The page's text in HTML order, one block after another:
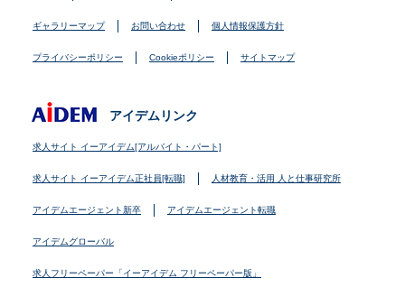
ギャラリーマップ お問い合わせ 個人情報保護方針
プライバシーポリシー Cookieポリシー サイトマップ
アイデムリンク
求人サイト イーアイデム[アルバイト・パート]
求人サイト イーアイデム正社員[転職] 人材教育・活用 人と仕事研究所
アイデムエージェント新卒 アイデムエージェント転職
アイデムグローバル
求人フリーペーパー「イーアイデム フリーペーパー版」